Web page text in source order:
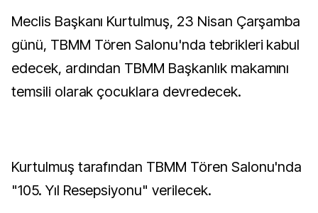
Meclis Başkanı Kurtulmuş, 23 Nisan Çarşamba
günü, TBMM Tören Salonu'nda tebrikleri kabul
edecek, ardından TBMM Başkanlık makamını
temsili olarak çocuklara devredecek.
Kurtulmuş tarafından TBMM Tören Salonu'nda
"105. Yıl Resepsiyonu" verilecek.